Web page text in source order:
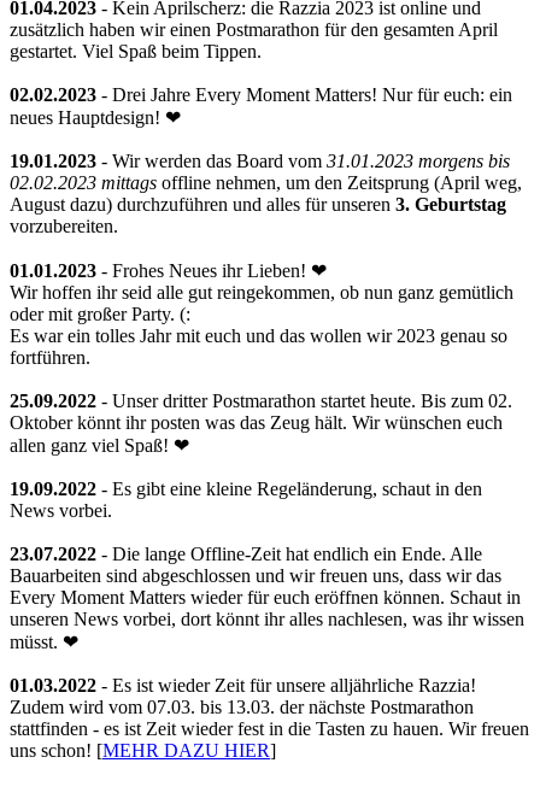
01.04.2023 - Kein Aprilscherz: die Razzia 2023 ist online und
zusätzlich haben wir einen Postmarathon für den gesamten April
gestartet. Viel Spaß beim Tippen.
02.02.2023 - Drei Jahre Every Moment Matters! Nur für euch: ein
neues Hauptdesign! ❤
19.01.2023 - Wir werden das Board vom 31.01.2023 morgens bis
02.02.2023 mittags offline nehmen, um den Zeitsprung (April weg,
August dazu) durchzuführen und alles für unseren 3. Geburtstag
vorzubereiten.
01.01.2023 - Frohes Neues ihr Lieben! ❤
Wir hoffen ihr seid alle gut reingekommen, ob nun ganz gemütlich
oder mit großer Party. (:
Es war ein tolles Jahr mit euch und das wollen wir 2023 genau so
fortführen.
25.09.2022 - Unser dritter Postmarathon startet heute. Bis zum 02.
Oktober könnt ihr posten was das Zeug hält. Wir wünschen euch
allen ganz viel Spaß! ❤
19.09.2022 - Es gibt eine kleine Regeländerung, schaut in den
News vorbei.
23.07.2022 - Die lange Offline-Zeit hat endlich ein Ende. Alle
Bauarbeiten sind abgeschlossen und wir freuen uns, dass wir das
Every Moment Matters wieder für euch eröffnen können. Schaut in
unseren News vorbei, dort könnt ihr alles nachlesen, was ihr wissen
müsst. ❤
01.03.2022 - Es ist wieder Zeit für unsere alljährliche Razzia!
Zudem wird vom 07.03. bis 13.03. der nächste Postmarathon
stattfinden - es ist Zeit wieder fest in die Tasten zu hauen. Wir freuen
uns schon! [MEHR DAZU HIER]